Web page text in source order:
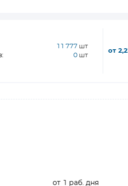
11 777 шт
0 шт
от
от 1 раб. дня